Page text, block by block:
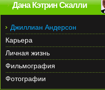
Дана Кэтрин Скалли
Джиллиан Андерсон
Карьера
Личная жизнь
Фильмография
Фотографии